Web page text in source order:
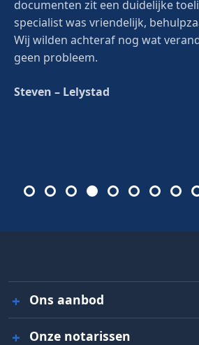
documenten zit een duidelijke
specialist was vriendelijk,
Wij wilden achteraf nog wat
geen probleem.
Steven – Lelystad
Ons aanbod
Onze notarissen